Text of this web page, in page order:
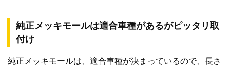
純正メッキモールは適合車種があるがピッタリ取
付け
純正メッキモールは、適合車種が決まっているので、長さ